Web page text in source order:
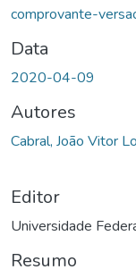
comprovante-
Data
2020-04-09
Autores
Cabral, João Vitor
Editor
Universidade
Resumo